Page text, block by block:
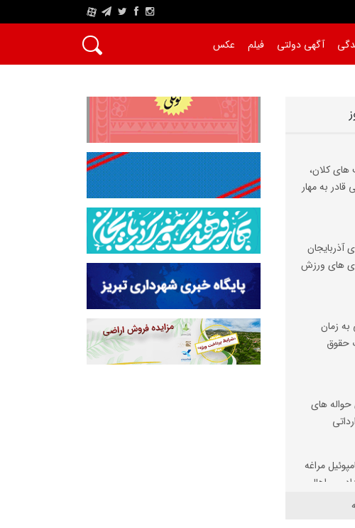
A
آگهی دولتی فیلم عکس
کلان،
قادر به مهار
آذربایجان
های ورزش
به زمان
حقوق
های
مراغه
و اهالی